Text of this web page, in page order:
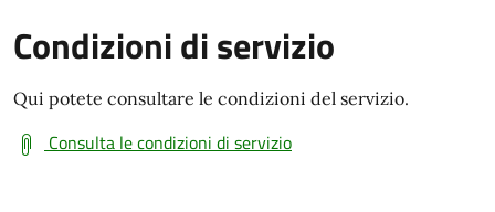
Condizioni di servizio
Qui potete consultare le condizioni del servizio.
Consulta le condizioni di servizio